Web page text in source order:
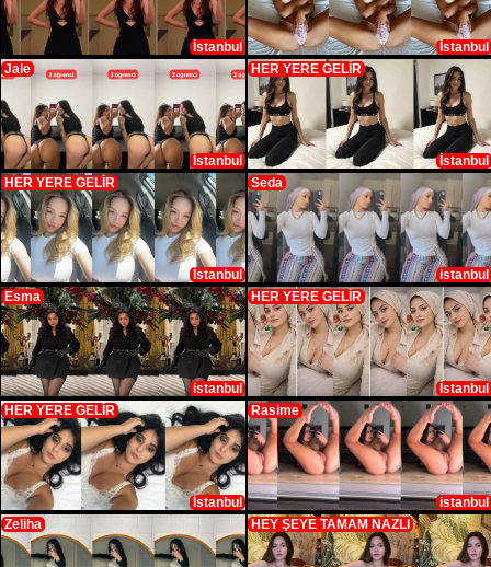
İstanbul
İstanbul
Jale
İstanbul
HER YERE GELİR
İstanbul
HER YERE GELİR
İstanbul
Seda
istanbul
Esma
istanbul
HER YERE GELİR
İstanbul
HER YERE GELİR
İstanbul
Rasime
istanbul
Zeliha
HEY ŞEYE TAMAM NAZLI